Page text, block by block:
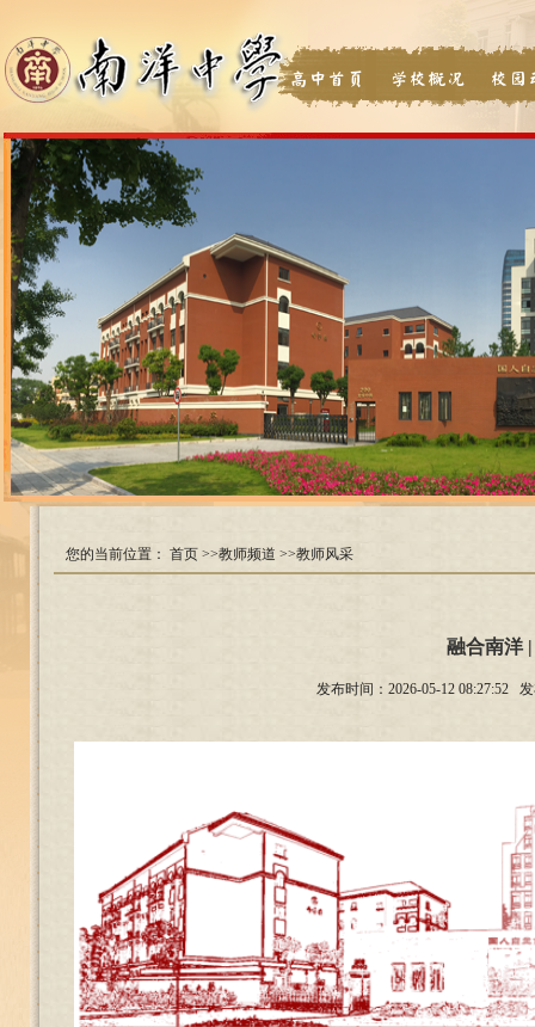
高中首页 学校概况 校园
您的当前位置： 首页 >>教师频道 >>教师风采
融合南洋
发布时间：2026-05-12 08:27:52